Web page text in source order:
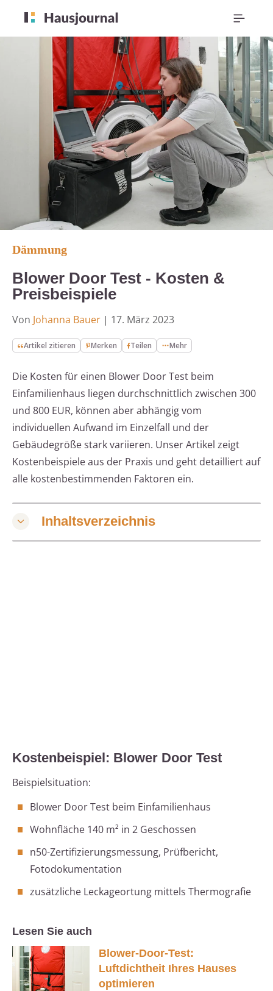
Dämmung
Blower Door Test - Kosten &
Preisbeispiele
Von Johanna Bauer | 17. März 2023
Artikel zitieren Merken Teilen Mehr
Die Kosten für einen Blower Door Test beim
Einfamilienhaus liegen durchschnittlich zwischen 300
und 800 EUR, können aber abhängig vom
individuellen Aufwand im Einzelfall und der
Gebäudegröße stark variieren. Unser Artikel zeigt
Kostenbeispiele aus der Praxis und geht detailliert auf
alle kostenbestimmenden Faktoren ein.
Inhaltsverzeichnis
Kostenbeispiel: Blower Door Test
Beispielsituation:
Blower Door Test beim Einfamilienhaus
Wohnfläche 140 m² in 2 Geschossen
n50-Zertifizierungsmessung, Prüfbericht,
Fotodokumentation
zusätzliche Leckageortung mittels Thermografie
Lesen Sie auch
Blower-Door-Test:
Luftdichtheit Ihres Hauses
optimieren